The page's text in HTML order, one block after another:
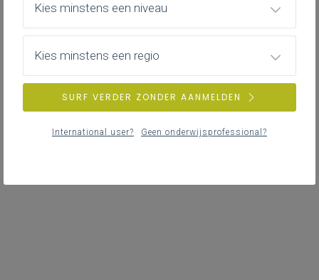
Kies minstens een niveau
Kies minstens een regio
SURF VERDER ZONDER AANMELDEN
International user? Geen onderwijsprofessional?